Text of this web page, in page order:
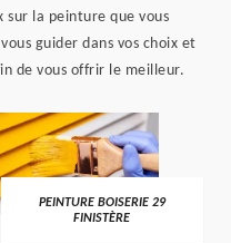
sur la peinture que vous
guider dans vos choix et
de vous offrir le meilleur.
PEINTURE BOISERIE 29
FINISTÈRE